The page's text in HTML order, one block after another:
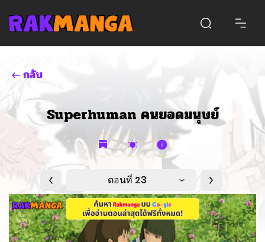
กลับ
Superhuman คนยอดมนุษย์
ตอนที่ 23